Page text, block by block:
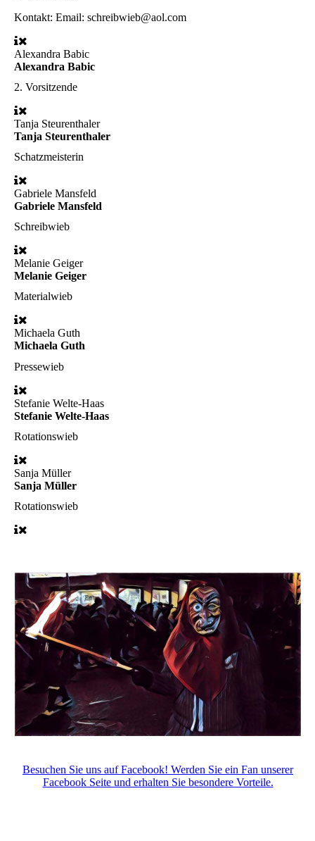
Kontakt: Email: schreibwieb@aol.com
Alexandra Babic
Alexandra Babic
2. Vorsitzende
Tanja Steurenthaler
Tanja Steurenthaler
Schatzmeisterin
Gabriele Mansfeld
Gabriele Mansfeld
Schreibwieb
Melanie Geiger
Melanie Geiger
Materialwieb
Michaela Guth
Michaela Guth
Pressewieb
Stefanie Welte-Haas
Stefanie Welte-Haas
Rotationswieb
Sanja Müller
Sanja Müller
Rotationswieb
Besuchen Sie uns auf Facebook! Werden Sie ein Fan unserer
Facebook Seite und erhalten Sie besondere Vorteile.